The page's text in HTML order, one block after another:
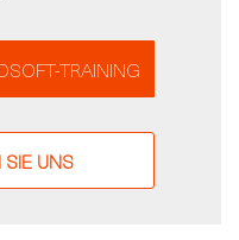
TRAINING
SIE UNS